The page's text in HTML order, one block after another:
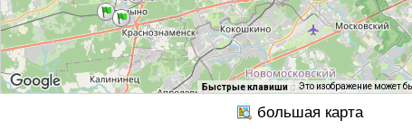
Быстрые клавиши Это изображение может